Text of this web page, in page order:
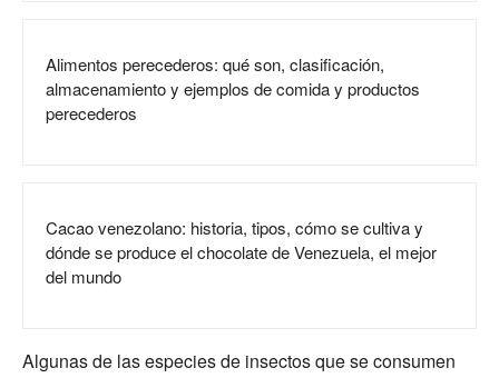
Alimentos perecederos: qué son, clasificación,
almacenamiento y ejemplos de comida y productos
perecederos
Cacao venezolano: historia, tipos, cómo se cultiva y
dónde se produce el chocolate de Venezuela, el mejor
del mundo
Algunas de las especies de insectos que se consumen